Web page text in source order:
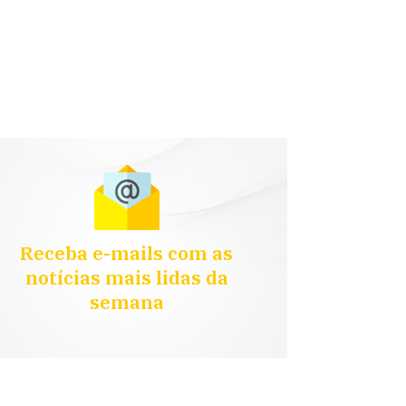
Receba e-mails com as
notícias mais lidas da
semana